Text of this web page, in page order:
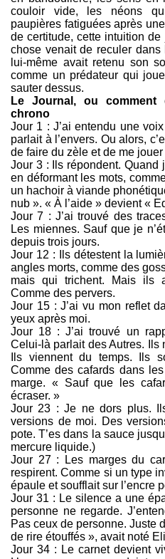
couloir vide, les néons
paupières fatiguées après
de certitude, cette intuition
chose venait de reculer dans
lui-même avait retenu son
comme un prédateur qui
sauter dessus.
Le Journal, ou
chrono
Jour 1 : J’ai entendu une
parlait à l’envers. Ou alors,
de faire du zèle et de me
Jour 3 : Ils répondent.
en déformant les mots,
un hachoir à viande
nub ». « À l’aide » devient «
Jour 7 : J’ai trouvé des
Les miennes. Sauf que je
depuis trois jours.
Jour 12 : Ils détestent la
angles morts, comme des
mais qui trichent. Mais ils
Comme des pervers.
Jour 15 : J’ai vu mon reflet
yeux après moi.
Jour 18 : J’ai trouvé un
Celui-là parlait des Autres. Ils
Ils viennent du temps. Ils
Comme des cafards dans
marge. « Sauf que les
écraser. »
Jour 23 : Je ne dors plus.
versions de moi. Des
pote. T’es dans la sauce
mercure liquide.)
Jour 27 : Les marges du
respirent. Comme si un type
épaule et soufflait sur l’encre
Jour 31 : Le silence a une
personne ne regarde.
Pas ceux de personne. Juste
de rire étouffés », avait noté
Jour 34 : Le carnet devient